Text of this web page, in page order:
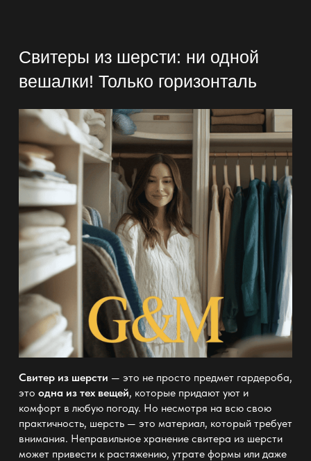
Свитеры из шерсти: ни одной
вешалки! Только горизонталь
Свитер из шерсти — это не просто предмет гардероба,
это одна из тех вещей, которые придают уют и
комфорт в любую погоду. Но несмотря на всю свою
практичность, шерсть — это материал, который требует
внимания. Неправильное хранение свитера из шерсти
может привести к растяжению, утрате формы или даже